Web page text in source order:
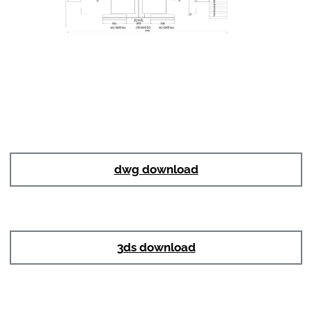
dwg download
3ds download